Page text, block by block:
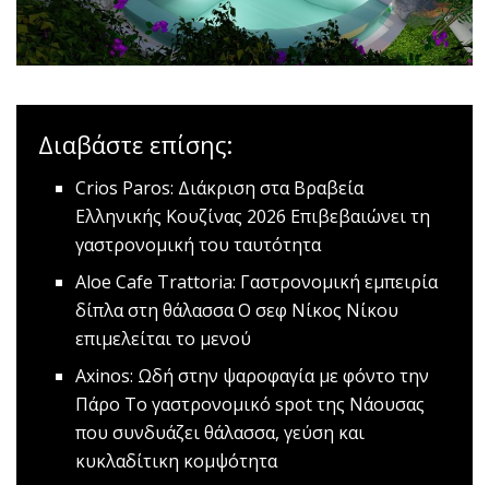
Διαβάστε επίσης:
Crios Paros: Διάκριση στα Βραβεία
Ελληνικής Κουζίνας 2026 Επιβεβαιώνει τη
γαστρονομική του ταυτότητα
Aloe Cafe Trattoria: Γαστρονομική εμπειρία
δίπλα στη θάλασσαΟ σεφ Νίκος Νίκου
επιμελείται το μενού
Axinos: Ωδή στην ψαροφαγία με φόντο την
Πάρο Το γαστρονομικό spot της Νάουσας
που συνδυάζει θάλασσα, γεύση και
κυκλαδίτικη κομψότητα